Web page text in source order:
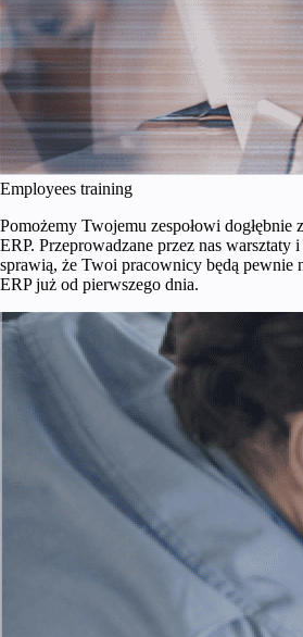
Employees training
Pomożemy Twojemu zespołowi dogłębnie
ERP. Przeprowadzane przez nas warsztaty
sprawią, że Twoi pracownicy będą pewnie
ERP już od pierwszego dnia.